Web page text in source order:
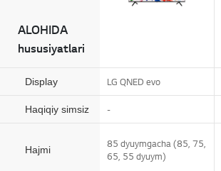
ALOHIDA
hususiyatlari
Display
Haqiqiy simsiz
Hajmi
LG QNED evo
-
85 dyuymgacha (85, 75,
65, 55 dyuym)